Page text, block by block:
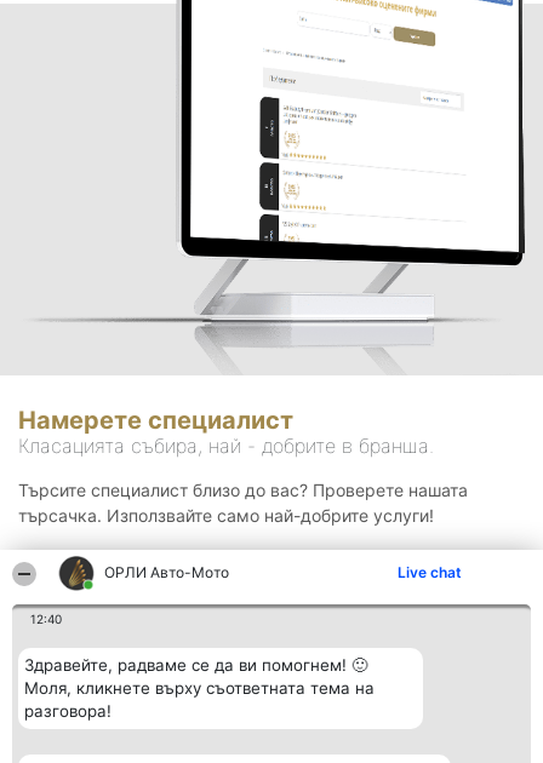
ОРЛИ Aвто-Mото Live chat
12:40
Здравейте, радваме се да ви помогнем! 🙂
Моля, кликнете върху съответната тема на
разговора!
Намерете специалист
Класацията събира, най - добрите в бранша.
Търсите специалист близо до вас? Проверете нашата
търсачка. Използвайте само най-добрите услуги!